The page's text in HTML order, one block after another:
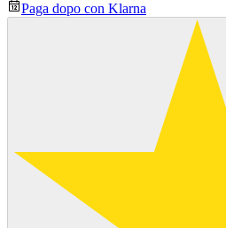
Paga dopo con Klarna